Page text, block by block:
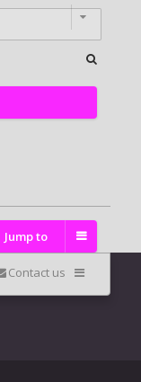
Jump to
Contact us